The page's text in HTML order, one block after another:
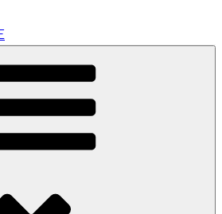
JadeWeserPort/Container